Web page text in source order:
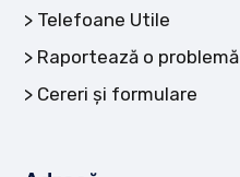
Telefoane Utile
Raportează o problemă
Cereri și formulare